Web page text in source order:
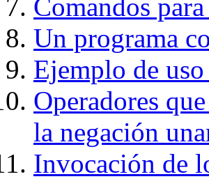
Comandos
Un programa
Ejemplo de uso
Operadores
la negación
Invocación de